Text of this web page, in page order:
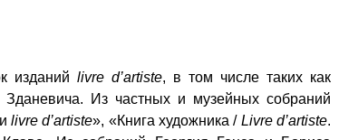
изданий livre d’artiste, в том числе таких как
Из частных и музейных собраний
livre d’artiste», «Книга художника / Livre d’artiste.